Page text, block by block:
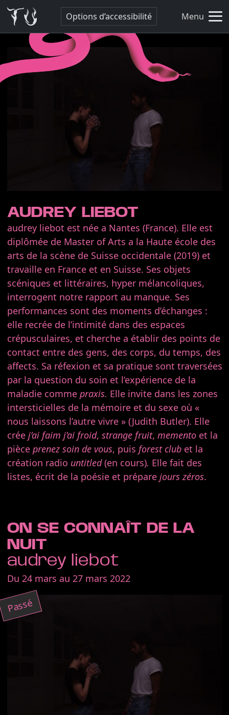
Options d’accessibilité Menu
AUDREY LIEBOT
audrey liebot est née a Nantes (France). Elle est
diplômée de Master of Arts a la Haute école des
arts de la scène de Suisse occidentale (2019) et
travaille en France et en Suisse. Ses objets
scéniques et littéraires, hyper mélancoliques,
interrogent notre rapport au manque. Ses
performances sont des moments d’échanges :
elle recrée de l’intimité dans des espaces
crépusculaires, et cherche a établir des points de
contact entre des gens, des corps, du temps, des
affects. Sa réfexion et sa pratique sont traversées
par la question du soin et l’expérience de la
maladie comme praxis. Elle invite dans les zones
intersticielles de la mémoire et du sexe où «
nous laissons l’autre vivre » (Judith Butler). Elle
crée j’ai faim j’ai froid, strange fruit, memento et la
pièce prenez soin de vous, puis forest club et la
création radio untitled(en cours). Elle fait des
listes, écrit de la poésie et prépare jours zéros.
ON SE CONNAÎT DE LA
NUIT
audrey liebot
Du 24 mars au 27 mars 2022
Passé